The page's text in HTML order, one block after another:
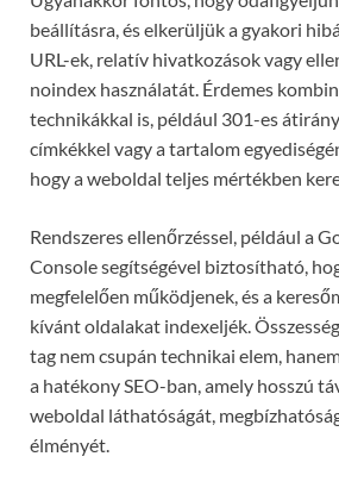
beállításra, és elkerüljük a gyakori
URL-ek, relatív hivatkozások vagy
noindex használatát. Érdemes
technikákkal is, például 301-es
címkékkel vagy a tartalom
hogy a weboldal teljes mértékben
Rendszeres ellenőrzéssel, például a
Console segítségével biztosítható,
megfelelően működjenek, és a
kívánt oldalakat indexeljék.
tag nem csupán technikai elem,
a hatékony SEO-ban, amely hosszú
weboldal láthatóságát,
élményét.